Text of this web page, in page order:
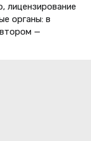
лицензирование
органы: в
—